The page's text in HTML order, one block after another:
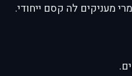
מעניקים לה קסם ייחודי.